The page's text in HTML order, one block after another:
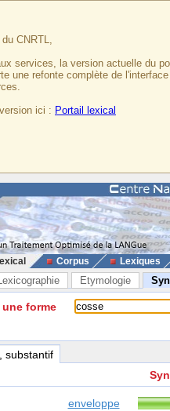
CNRTL,
services, la version actuelle du
une refonte complète de
ici : Portail lexical
Corpus Lexiques
Etymologie
une forme
, substantif
enveloppe